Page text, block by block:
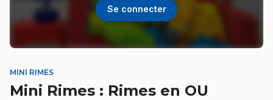
Se connecter
MINI RIMES
Mini Rimes : Rimes en OU